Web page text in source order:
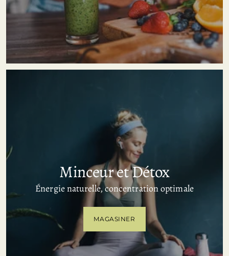
Minceur et Détox
Énergie naturelle, concentration optimale
MAGASINER